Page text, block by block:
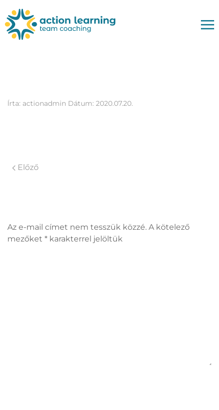
Írta: actionadmin Dátum: 2020.07.20.
Előző
Az e-mail címet nem tesszük közzé. A kötelező
mezőket * karakterrel jelöltük